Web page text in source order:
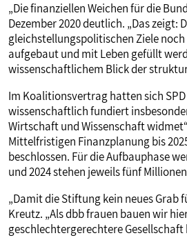
„Die finanziellen Weichen für die
Dezember 2020 deutlich. „Das
gleichstellungspolitischen Ziele
aufgebaut und mit Leben gefüllt
wissenschaftlichem Blick der
Im Koalitionsvertrag hatten sich
wissenschaftlich fundiert
Wirtschaft und Wissenschaft
Mittelfristigen Finanzplanung bis
beschlossen. Für die Aufbauphase
und 2024 stehen jeweils fünf
„Damit die Stiftung kein neues
Kreutz. „Als dbb frauen bauen wir
geschlechtergerechtere